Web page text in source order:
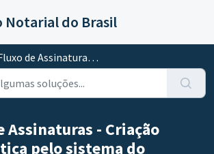
Notarial do Brasil
de Assinaturas - Criação automática pelo sistema do...
Assinaturas - Criação
pelo sistema do